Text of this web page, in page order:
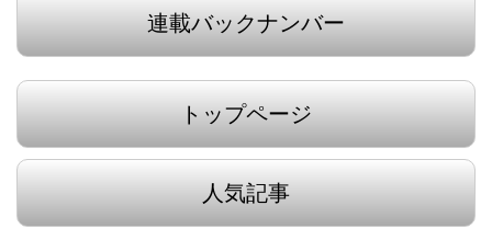
連載バックナンバー
トップページ
人気記事